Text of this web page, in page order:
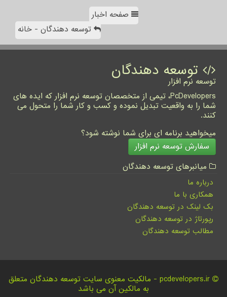
صفحه اخبار
توسعه دهندگان - خانه
توسعه دهندگان
توسعه نرم افزار
PcDevelopers، تیمی از متخصصان توسعه نرم افزار که ایده های
شما را به واقعیت تبدیل نموده و کسب و کار شما را متحول می
کنند.
میخواهید برنامه ای برای شما نوشته شود؟
سفارش توسعه نرم افزار
میانبرهای توسعه دهندگان
درباره ما
همکاری با ما
بک لینک در توسعه دهندگان
رپورتاژ در توسعه دهندگان
مطالب توسعه دهندگان
pcdevelopers.ir - مالکیت معنوی سایت توسعه دهندگان متعلق
به مالکین آن می باشد